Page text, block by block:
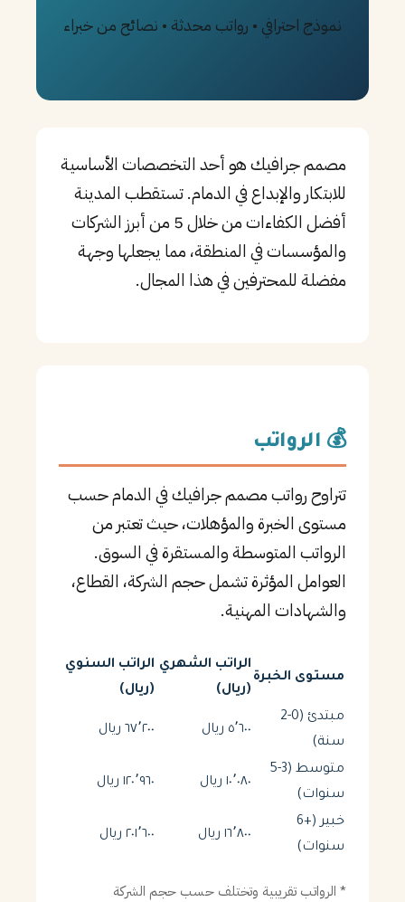
PT
TR
نموذج احترافي • رواتب محدثة • نصائح من خبراء
مصمم جرافيك هو أحد التخصصات الأساسية
للابتكار والإبداع في الدمام. تستقطب المدينة
أفضل الكفاءات من خلال 5 من أبرز الشركات
والمؤسسات في المنطقة، مما يجعلها وجهة
مفضلة للمحترفين في هذا المجال.
💰 الرواتب
تتراوح رواتب مصمم جرافيك في الدمام حسب
مستوى الخبرة والمؤهلات، حيث تعتبر من
الرواتب المتوسطة والمستقرة في السوق.
العوامل المؤثرة تشمل حجم الشركة، القطاع،
والشهادات المهنية.
مستوى الخبرة
الراتب الشهري
(ريال)
الراتب السنوي
(ريال)
مبتدئ (0-2
سنة)
٥٬٦٠٠ ريال ٦٧٬٢٠٠ ريال
متوسط (3-5
سنوات)
١٠٬٠٨٠ ريال ١٢٠٬٩٦٠ ريال
خبير (+6
سنوات)
١٦٬٨٠٠ ريال ٢٠١٬٦٠٠ ريال
* الرواتب تقريبية وتختلف حسب حجم الشركة